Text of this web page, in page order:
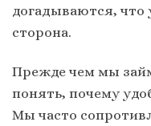
догадываются, что
сторона.
Прежде чем мы
понять, почему
Мы часто